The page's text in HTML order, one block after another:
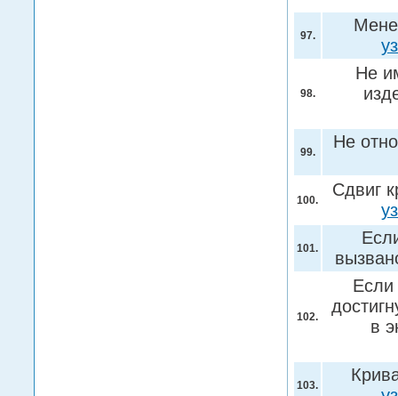
97.
98.
Не
99.
Не
100.
Сдвиг
101.
102.
Если
в
103.